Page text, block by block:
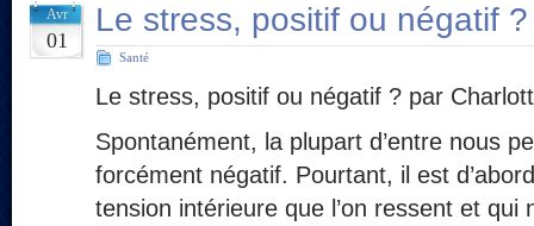
Avr
01
Le stress, positif ou négatif ?
Santé
Le stress, positif ou négatif ? par
Spontanément, la plupart d’entre nous
forcément négatif. Pourtant, il est
tension intérieure que l’on ressent et qui